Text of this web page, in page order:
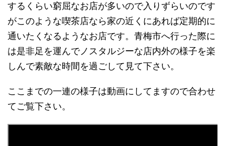
するくらい窮屈なお店が多いので入りずらいのです
がこのような喫茶店なら家の近くにあれば定期的に
通いたくなるようなお店です。青梅市へ行った際に
は是非足を運んでノスタルジーな店内外の様子を楽
しんで素敵な時間を過ごして見て下さい。
ここまでの一連の様子は動画にしてますので合わせ
てご覧下さい。